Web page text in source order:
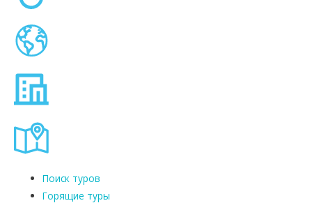
Поиск туров
Горящие туры